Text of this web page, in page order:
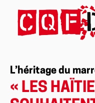
L’héritage du
« LES